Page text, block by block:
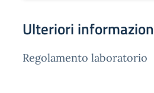
Ulteriori
Regolamento laboratorio